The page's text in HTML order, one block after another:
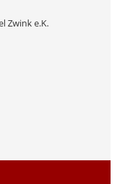
Zwink e.K.